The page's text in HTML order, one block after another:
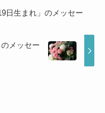
日生まれ」のメッセー
メッセー